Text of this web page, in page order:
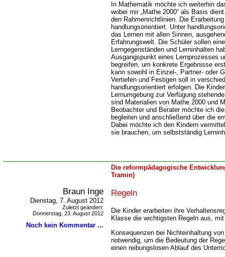
In Mathematik möchte ich weiterhin
wobei mir „Mathe 2000“ als Basis
den Rahmenrichtlinien. Die
handlungsorientiert. Unter
das Lernen mit allen Sinnen,
Erfahrungswelt. Die Schüler sollen
Lerngegenständen und Lerninhalten
Ausgangspunkt eines Lernprozesses
begreifen, um konkrete Ergebnisse
kann sowohl in Einzel-, Partner- oder
Vertiefen und Festigen soll in
handlungsorientiert erfolgen. Die
Lernumgebung zur Verfügung
sind Materialien von Mathe 2000 und
Beobachter und Berater möchte ich
begleiten und anschließend über die
Dabei möchte ich den Kindern
sie brauchen, um selbstständig
Die reformpädagogische
Tramin)
Braun Inge
Dienstag, 7. August 2012
Zuletzt geändert:
Donnerstag, 23. August 2012
Noch kein Kommentar ...
Regeln
Die Kinder erarbeiten ihre
Klasse die wichtigsten Regeln aus,
Konsequenzen bei Nichteinhaltung
notwendig, um die Bedeutung der
einen reibungslosen Ablauf des